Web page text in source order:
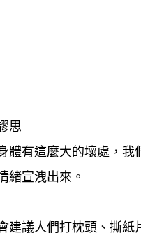
思
體有這麼大的壞處，
緒宣洩出來。
建議人們打枕頭、撕紙